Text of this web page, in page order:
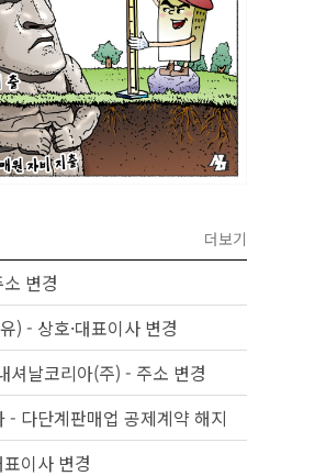
더보기
변경
) - 상호·대표이사 변경
셔날코리아(주) - 주소 변경
- 다단계판매업 공제계약 해지
이사 변경